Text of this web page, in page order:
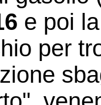
e poi
per